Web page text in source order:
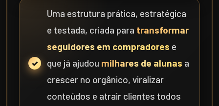
Uma estrutura prática, estratégica
e testada, criada para transformar
seguidores em compradores e
que já ajudou milhares de alunas a
crescer no orgânico, viralizar
conteúdos e atrair clientes todos